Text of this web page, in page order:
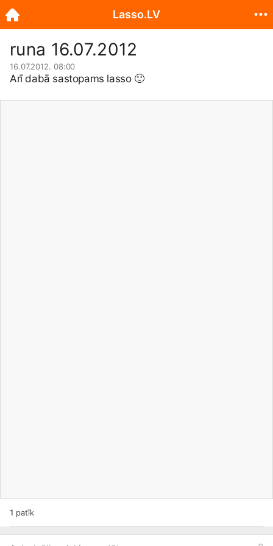
runa 16.07.2012
16.07.2012. 08:00
Arī dabā sastopams lasso 🙂
1 patīk
Lasso.LV